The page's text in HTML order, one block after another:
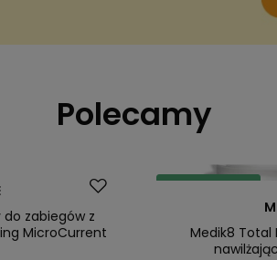
Polecamy
do zabiegów z
MicroCurrent
Dostawa za 0 zł
Medik8 Total